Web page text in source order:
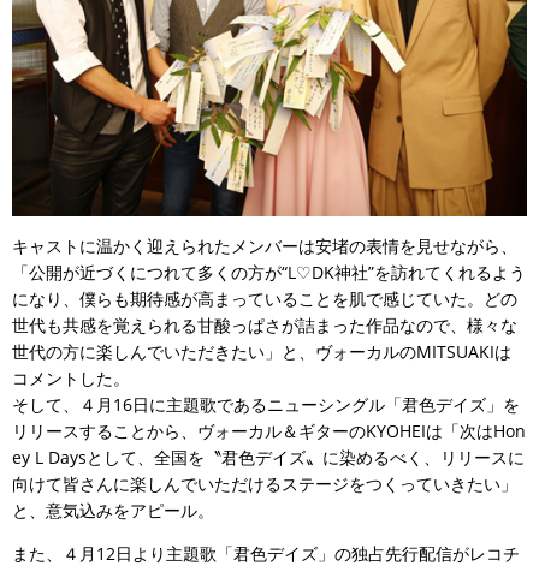
キャストに温かく迎えられたメンバーは安堵の表情を見せながら、
「公開が近づくにつれて多くの方が“L♡DK神社”を訪れてくれるよう
になり、僕らも期待感が高まっていることを肌で感じていた。どの
世代も共感を覚えられる甘酸っぱさが詰まった作品なので、様々な
世代の方に楽しんでいただきたい」と、ヴォーカルのMITSUAKIは
コメントした。
そして、４月16日に主題歌であるニューシングル「君色デイズ」を
リリースすることから、ヴォーカル＆ギターのKYOHEIは「次はHon
ey L Daysとして、全国を〝君色デイズ〟に染めるべく、リリースに
向けて皆さんに楽しんでいただけるステージをつくっていきたい」
と、意気込みをアピール。
また、４月12日より主題歌「君色デイズ」の独占先行配信がレコチ